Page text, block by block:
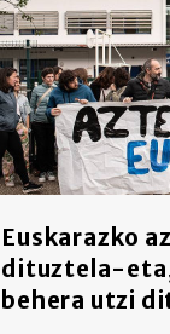
Euskarazko
dituztela-
behera utzi